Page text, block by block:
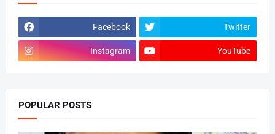
Facebook Twitter
Instagram YouTube
POPULAR POSTS